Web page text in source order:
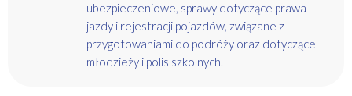
ubezpieczeniowe, sprawy dotyczące prawa
jazdy i rejestracji pojazdów, związane z
przygotowaniami do podróży oraz dotyczące
młodzieży i polis szkolnych.